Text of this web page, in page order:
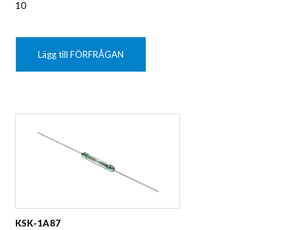
10
Lägg till FÖRFRÅGAN
KSK-1A87